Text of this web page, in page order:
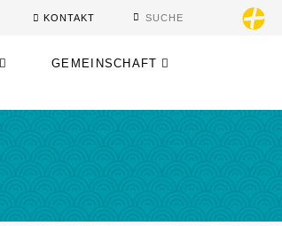
KONTAKT
GEMEINSCHAFT